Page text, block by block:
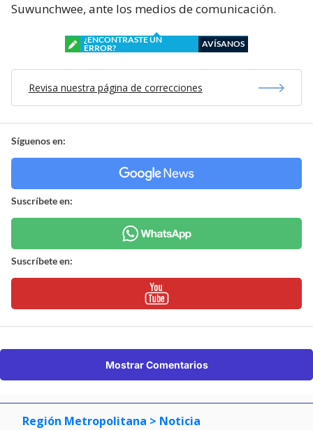
Suwunchwee, ante los medios de comunicación.
¿ENCONTRASTE UN
ERROR?
AVÍSANOS
Revisa nuestra página de correcciones
Síguenos en:
Suscríbete en:
Suscríbete en:
Mostrar Comentarios
Región Metropolitana > Noticia